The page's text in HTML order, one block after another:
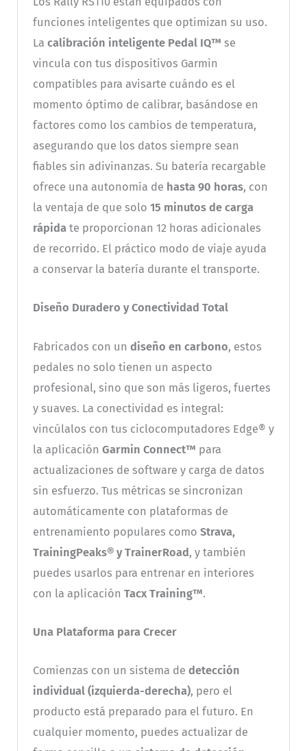
funciones inteligentes que optimizan su uso.
La calibración inteligente Pedal IQ™ se
vincula con tus dispositivos Garmin
compatibles para avisarte cuándo es el
momento óptimo de calibrar, basándose en
factores como los cambios de temperatura,
asegurando que los datos siempre sean
fiables sin adivinanzas. Su batería recargable
ofrece una autonomía de hasta 90 horas, con
la ventaja de que solo 15 minutos de carga
rápidate proporcionan 12 horas adicionales
de recorrido. El práctico modo de viaje ayuda
a conservar la batería durante el transporte.
Diseño Duradero y Conectividad Total
Fabricados con un diseño en carbono, estos
pedales no solo tienen un aspecto
profesional, sino que son más ligeros, fuertes
y suaves. La conectividad es integral:
vincúlalos con tus ciclocomputadores Edge® y
la aplicación Garmin Connect™ para
actualizaciones de software y carga de datos
sin esfuerzo. Tus métricas se sincronizan
automáticamente con plataformas de
entrenamiento populares como Strava,
TrainingPeaks® y TrainerRoad, y también
puedes usarlos para entrenar en interiores
con la aplicación Tacx Training™.
Una Plataforma para Crecer
Comienzas con un sistema de detección
individual (izquierda-derecha), pero el
producto está preparado para el futuro. En
cualquier momento, puedes actualizar de